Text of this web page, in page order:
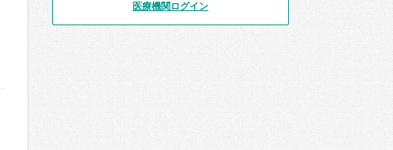
医療機関ログイン